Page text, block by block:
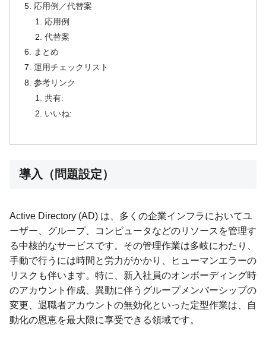
応用例／代替案
応用例
代替案
まとめ
運用チェックリスト
参考リンク
共有:
いいね:
導入（問題設定）
Active Directory (AD) は、多くの企業インフラにおいてユ
ーザー、グループ、コンピュータなどのリソースを管理す
る中核的なサービスです。その管理作業は多岐にわたり、
手動で行うには時間と労力がかかり、ヒューマンエラーの
リスクも伴います。特に、新入社員のオンボーディング時
のアカウント作成、異動に伴うグループメンバーシップの
変更、退職者アカウントの無効化といった定型作業は、自
動化の恩恵を最大限に享受できる領域です。